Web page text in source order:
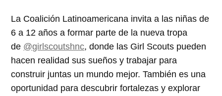
La Coalición Latinoamericana invita a las niñas de
6 a 12 años a formar parte de la nueva tropa
de @girlscoutshnc, donde las Girl Scouts pueden
hacen realidad sus sueños y trabajar para
construir juntas un mundo mejor. También es una
oportunidad para descubrir fortalezas y explorar